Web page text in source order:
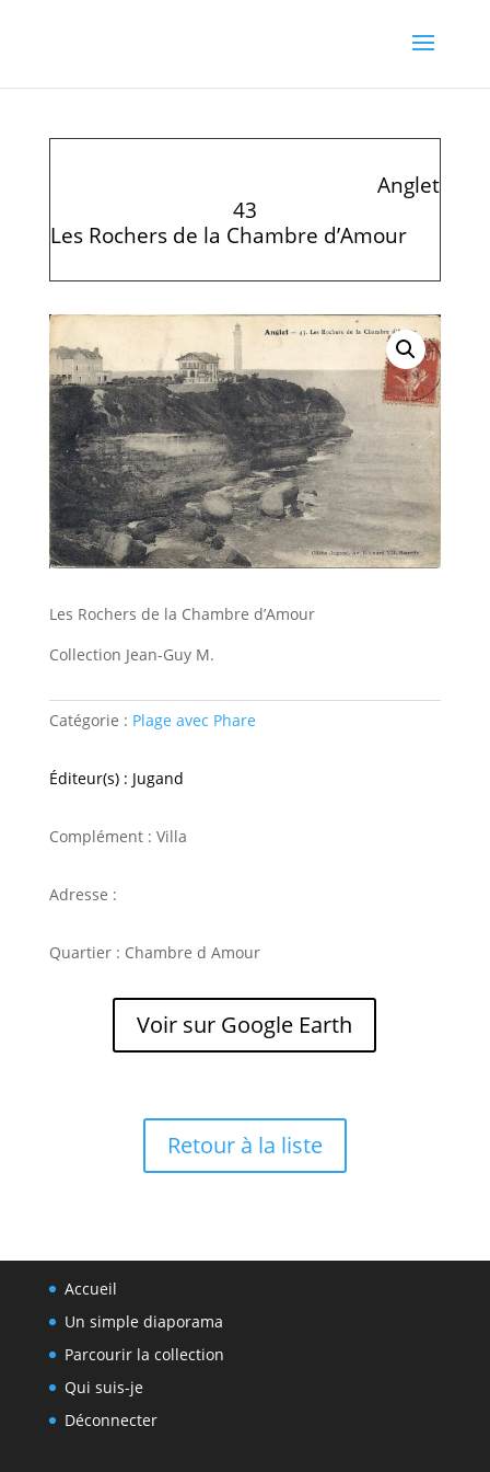
Anglet
43
Les Rochers de la Chambre d’Amour
Les Rochers de la Chambre d’Amour
Collection Jean-Guy M.
Catégorie : Plage avec Phare
Éditeur(s) : Jugand
Complément : Villa
Adresse :
Quartier : Chambre d Amour
Voir sur Google Earth
Retour à la liste
Accueil
Un simple diaporama
Parcourir la collection
Qui suis-je
Déconnecter